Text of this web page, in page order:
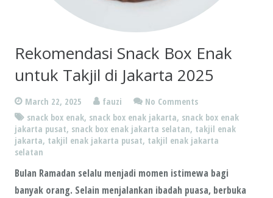
Rekomendasi Snack Box Enak
untuk Takjil di Jakarta 2025
March 22, 2025 fauzi
No Comments
snack box enak, snack box enak jakarta, snack box enak
jakarta pusat, snack box enak jakarta selatan, takjil enak
jakarta, takjil enak jakarta pusat, takjil enak jakarta
selatan
Bulan Ramadan selalu menjadi momen istimewa bagi
banyak orang. Selain menjalankan ibadah puasa, berbuka